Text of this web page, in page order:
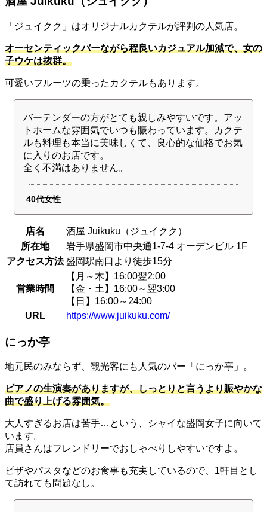
「ジュイクク」はオリジナルカクテルが評判の人気店。
オーセンティックバーながら程良いカジュアル加減で、女の
子ウケは抜群。
可愛いフルーツの乗ったカクテルもあります。
バーテンダーの方がとても親しみやすいです。アッ
トホームな雰囲気でいつも賑わっています。カクテ
ルも料理も本当に美味しくて、良心的な価格でお気
に入りのお店です。
全く不満はありません。
40代女性
店名
酒屋 Juikuku（ジュイクク）
所在地
岩手県盛岡市中央通1-7-4 オーデンビル 1F
アクセス方法 盛岡駅南口より徒歩15分
営業時間
【月～木】16:00翌2:00
【金・土】16:00～翌3:00
【日】16:00～24:00
URL
https://www.juikuku.com/
にっか亭
地元民のみならず、観光客にも人気のバー「にっか亭」。
ピアノの生演奏がありますが、しっとりと言うより賑やかな
曲で盛り上げる雰囲気。
大人すぎるお店は苦手…という、シャイな盛岡女子に向いて
います。
店員さんはフレンドリーでおしゃべりしやすいですよ。
ピザやパスタなどのお食事も充実しているので、1軒目とし
て訪れても問題なし。